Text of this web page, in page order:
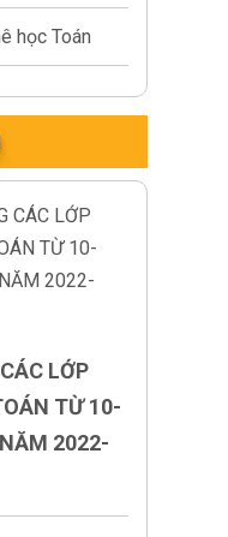
học Toán
LỚP
TỪ 10-
2022-